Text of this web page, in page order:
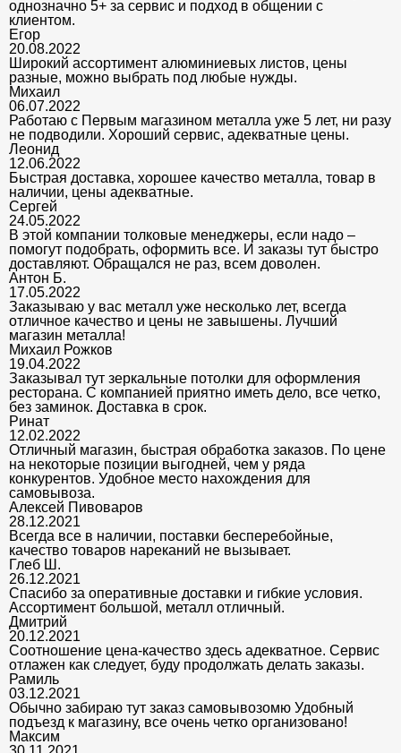
однозначно 5+ за сервис и подход в общении с
клиентом.
Егор
20.08.2022
Широкий ассортимент алюминиевых листов, цены
разные, можно выбрать под любые нужды.
Михаил
06.07.2022
Работаю с Первым магазином металла уже 5 лет, ни разу
не подводили. Хороший сервис, адекватные цены.
Леонид
12.06.2022
Быстрая доставка, хорошее качество металла, товар в
наличии, цены адекватные.
Сергей
24.05.2022
В этой компании толковые менеджеры, если надо –
помогут подобрать, оформить все. И заказы тут быстро
доставляют. Обращался не раз, всем доволен.
Антон Б.
17.05.2022
Заказываю у вас металл уже несколько лет, всегда
отличное качество и цены не завышены. Лучший
магазин металла!
Михаил Рожков
19.04.2022
Заказывал тут зеркальные потолки для оформления
ресторана. С компанией приятно иметь дело, все четко,
без заминок. Доставка в срок.
Ринат
12.02.2022
Отличный магазин, быстрая обработка заказов. По цене
на некоторые позиции выгодней, чем у ряда
конкурентов. Удобное место нахождения для
самовывоза.
Алексей Пивоваров
28.12.2021
Всегда все в наличии, поставки бесперебойные,
качество товаров нареканий не вызывает.
Глеб Ш.
26.12.2021
Спасибо за оперативные доставки и гибкие условия.
Ассортимент большой, металл отличный.
Дмитрий
20.12.2021
Соотношение цена-качество здесь адекватное. Сервис
отлажен как следует, буду продолжать делать заказы.
Рамиль
03.12.2021
Обычно забираю тут заказ самовывозомю Удобный
подъезд к магазину, все очень четко организовано!
Максим